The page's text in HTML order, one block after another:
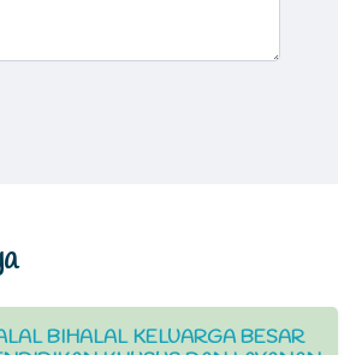
BIHALAL KELUARGA BESAR